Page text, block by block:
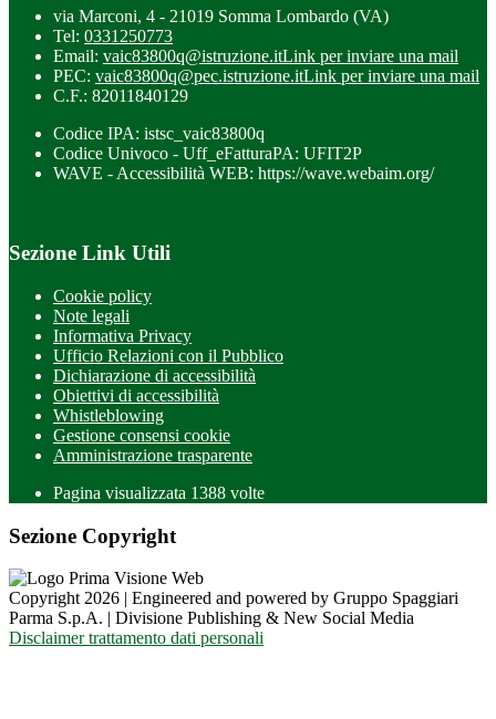
via Marconi, 4 - 21019 Somma Lombardo (VA)
Tel: 0331250773
Email: vaic83800q@istruzione.itLink per inviare una mail
PEC: vaic83800q@pec.istruzione.itLink per inviare una mail
C.F.: 82011840129
Codice IPA: istsc_vaic83800q
Codice Univoco - Uff_eFatturaPA: UFIT2P
WAVE - Accessibilità WEB: https://wave.webaim.org/
Sezione Link Utili
Cookie policy
Note legali
Informativa Privacy
Ufficio Relazioni con il Pubblico
Dichiarazione di accessibilità
Obiettivi di accessibilità
Whistleblowing
Gestione consensi cookie
Amministrazione trasparente
Pagina visualizzata 1388 volte
Sezione Copyright
Copyright 2026 | Engineered and powered by Gruppo Spaggiari
Parma S.p.A. | Divisione Publishing & New Social Media
Disclaimer trattamento dati personali